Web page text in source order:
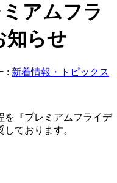
アムフラ
知らせ
: 新着情報・トピックス
を『プレミアムフライデ
ております。